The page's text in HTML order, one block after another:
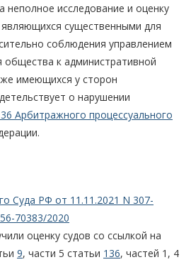
неполное исследование и оценку
существенными для
соблюдения управлением
общества к административной
имеющихся у сторон
о нарушении
Арбитражного процессуального
Суда РФ от 11.11.2021 N 307-
70383/2020
оценку судов со ссылкой на
9, части 5 статьи 136, частей 1, 4